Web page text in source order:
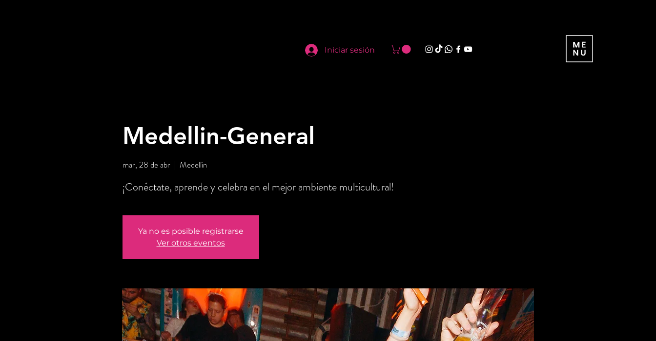
Iniciar sesión
Medellin-General
mar, 28 de abr
  |
Medellín
¡Conéctate, aprende y celebra en el mejor ambiente multicultural!
Ya no es posible registrarse
Ver otros eventos